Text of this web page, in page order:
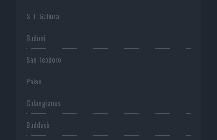
S. T. Gallura
Budoni
San Teodoro
Palau
Calangianus
Buddusò